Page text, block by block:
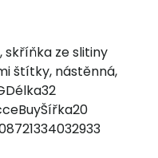
ze slitiny
štítky, nástěnná,